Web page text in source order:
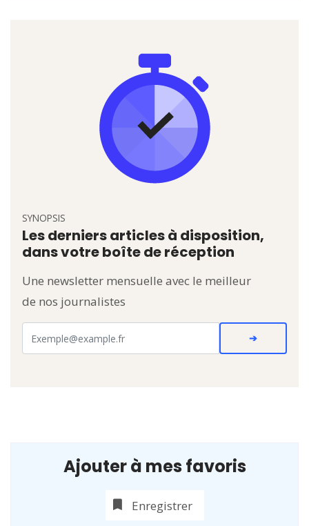
Ajouter à mes favoris
Enregistrer
SYNOPSIS
Les derniers articles à disposition,
dans votre boîte de réception
Une newsletter mensuelle avec le meilleur
de nos journalistes